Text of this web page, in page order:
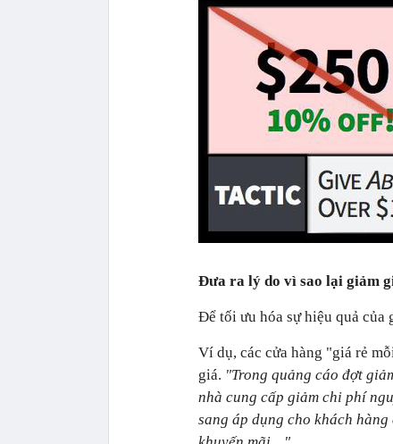
Đưa ra lý do vì sao lại giảm
Để tối ưu hóa sự hiệu quả của
Ví dụ, các cửa hàng "giá rẻ
giá. "Trong quảng cáo đợt
nhà cung cấp giảm chi phí
sang áp dụng cho khách